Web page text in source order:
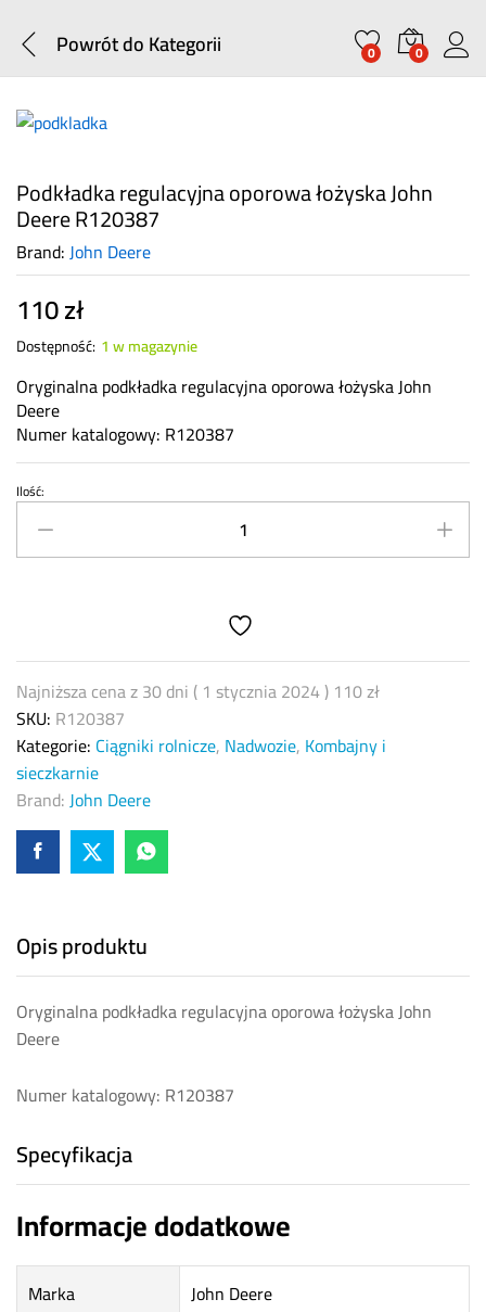
Powrót doKategorii 0 0
Podkładka regulacyjna oporowa łożyska John
Deere R120387
Brand:John Deere
110zł
Dostępność: 1 w magazynie
Oryginalna podkładka regulacyjna oporowa łożyska John
Deere
Numer katalogowy: R120387
Podkładka
regulacyjna
oporowa
R120387
quantity
Ilość:
Najniższa cena z 30 dni ( 1 stycznia 2024) 110zł
SKU: R120387
Kategorie: Ciągniki rolnicze, Nadwozie, Kombajny i
sieczkarnie
Brand:John Deere
Opis produktu
Oryginalna podkładka regulacyjna oporowa łożyska John
Deere
Numer katalogowy: R120387
Specyfikacja
Informacje dodatkowe
Marka
John Deere